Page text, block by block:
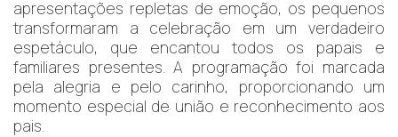
apresentações repletas de emoção, os pequenos
transformaram a celebração em um verdadeiro
espetáculo, que encantou todos os papais e
familiares presentes. A programação foi marcada
pela alegria e pelo carinho, proporcionando um
momento especial de união e reconhecimento aos
pais.